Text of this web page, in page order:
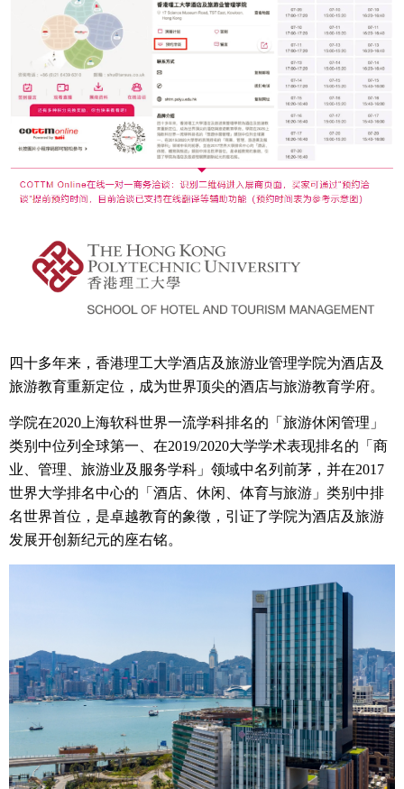
四十多年来，香港理工大学酒店及旅游业管理学院为酒店及
旅游教育重新定位，成为世界顶尖的酒店与旅游教育学府。
学院在2020上海软科世界一流学科排名的「旅游休闲管理」
类别中位列全球第一、在2019/2020大学学术表现排名的「商
业、管理、旅游业及服务学科」领域中名列前茅，并在2017
世界大学排名中心的「酒店、休闲、体育与旅游」类别中排
名世界首位，是卓越教育的象徵，引证了学院为酒店及旅游
发展开创新纪元的座右铭。